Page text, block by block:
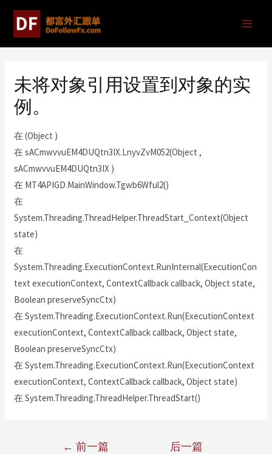
未将对象引用设置到对象的实
例。
在 (Object )
在 sACmwvvuEM4DUQtn3IX.LnyvZvM052(Object ,
sACmwvvuEM4DUQtn3IX )
在 MT4APIGD.MainWindow.Tgwb6Wful2()
在
System.Threading.ThreadHelper.ThreadStart_Context(Object
state)
在
System.Threading.ExecutionContext.RunInternal(ExecutionCon
text executionContext, ContextCallback callback, Object state,
Boolean preserveSyncCtx)
在 System.Threading.ExecutionContext.Run(ExecutionContext
executionContext, ContextCallback callback, Object state,
Boolean preserveSyncCtx)
在 System.Threading.ExecutionContext.Run(ExecutionContext
executionContext, ContextCallback callback, Object state)
在 System.Threading.ThreadHelper.ThreadStart()
← 前一篇
后一篇